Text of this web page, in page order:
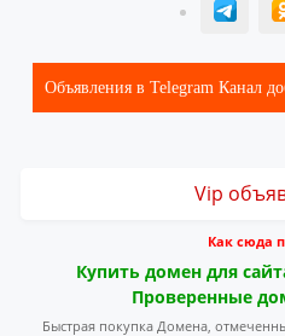
T
Объявления в Telegram Канал
Vip
Как сюда
Купить домен для
Проверенные
Быстрая покупка Домена,